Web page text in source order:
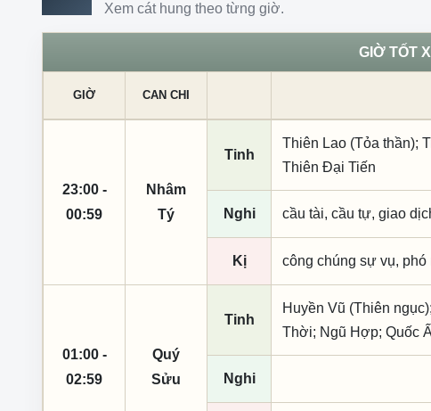
Xem cát hung theo từng giờ.
GIỜ TỐT
GIỜ CAN CHI
23:00 -
00:59
Nhâm
Tý
Tinh
Thiên Lao (Tỏa thần);
Thiên Đại Tiến
Nghi cầu tài, cầu tự, giao
Kị công chúng sự vụ,
01:00 -
02:59
Quý
Sửu
Tinh
Huyền Vũ (Thiên
Thời; Ngũ Hợp; Quốc
Nghi